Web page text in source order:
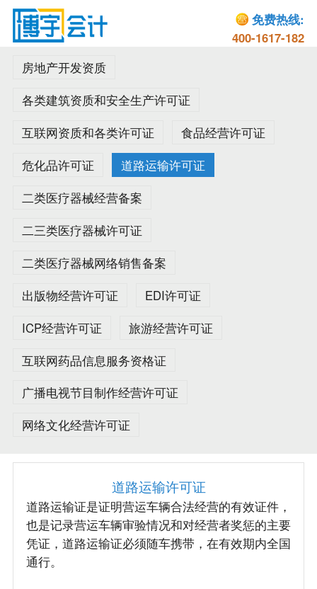
免费热线:
400-1617-182
房地产开发资质
各类建筑资质和安全生产许可证
互联网资质和各类许可证
食品经营许可证
危化品许可证
道路运输许可证
二类医疗器械经营备案
二三类医疗器械许可证
二类医疗器械网络销售备案
出版物经营许可证
EDI许可证
ICP经营许可证
旅游经营许可证
互联网药品信息服务资格证
广播电视节目制作经营许可证
网络文化经营许可证
道路运输许可证
道路运输证是证明营运车辆合法经营的有效证件，
也是记录营运车辆审验情况和对经营者奖惩的主要
凭证，道路运输证必须随车携带，在有效期内全国
通行。